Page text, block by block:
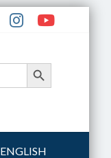
Search Button
ENGLISH